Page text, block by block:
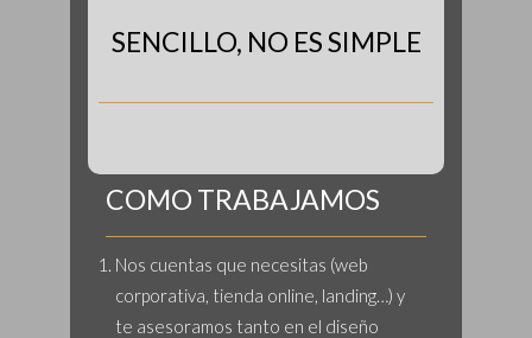
SENCILLO, NO ES SIMPLE
COMO TRABAJAMOS
Nos cuentas que necesitas (web
corporativa, tienda online, landing…) y
te asesoramos tanto en el diseño